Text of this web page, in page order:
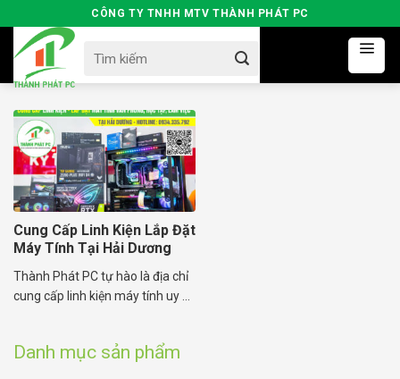
to
content
CÔNG TY TNHH MTV THÀNH PHÁT PC
for:
Danh mục sản phẩm
Cung Cấp Linh Kiện Lắp Đặt
Máy Tính Tại Hải Dương
Thành Phát PC tự hào là địa chỉ
cung cấp linh kiện máy tính uy ...